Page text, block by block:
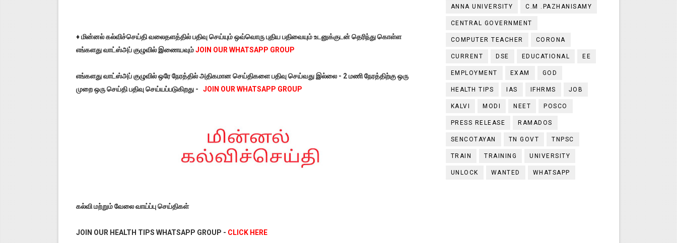
♦️ மின்னல் கல்விச்செய்தி வலைதளத்தில் பதிவு செய்யும் ஒவ்வொரு புதிய பதிவையும் உடனுக்குடன் தெரிந்து கொள்ள
எங்களது வாட்ஸ்அப் குழுவில் இணையவும்JOIN OUR WHATSAPP GROUP
எங்களது வாட்ஸ்அப் குழுவில் ஒரே நேரத்தில் அதிகமான செய்திகளை பதிவு செய்வது இல்லை - 2 மணி நேரத்திற்கு ஒரு
முறை ஒரு செய்தி பதிவு செய்யப்படுகிறது -
JOIN OUR WHATSAPP GROUP
கல்வி மற்றும் வேலை வாய்ப்பு செய்திகள்
JOIN OUR HEALTH TIPS WHATSAPP GROUP - CLICK HERE
ANNA UNIVERSITY C.M .PAZHANISAMY
CENTRAL GOVERNMENT
COMPUTER TEACHER CORONA
CURRENT DSE EDUCATIONAL EE
EMPLOYMENT EXAM GOD
HEALTH TIPS IAS IFHRMS JOB
KALVI MODI NEET POSCO
PRESS RELEASE RAMADOS
SENCOTAYAN TN GOVT TNPSC
TRAIN TRAINING UNIVERSITY
UNLOCK WANTED WHATSAPP